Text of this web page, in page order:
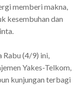
memberi makna,
kesembuhan dan
Rabu (4/9) ini,
Yakes-Telkom,
kunjungan terbagi